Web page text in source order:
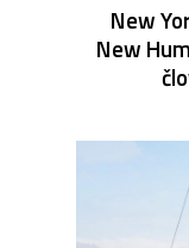
New
New